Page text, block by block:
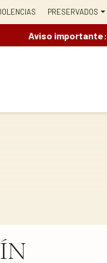
PRESERVADOS
Aviso importante: